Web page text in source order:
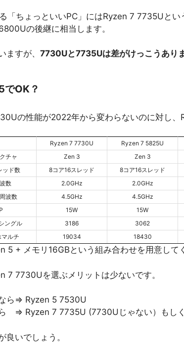
「ちょっといいPC」にはRyzen 7 7735Uと
の後継に相当します。
ますが、 7730Uと7735Uは差がけっこうあり
でOK？
の性能が2022年から変わらないのに対し、
Ryzen 7 7730U Ryzen 7 5825U
チャ
Zen 3 Zen 3
ッド数
8コア16スレッド 8コア16スレッド
数
2.0GHz 2.0GHz
波数
4.5GHz 4.5GHz
15W 15W
ングル
3186 3062
ルチ
19034 18430
5 + メモリ16GBという組み合わせを用意して
7 7730Uを選ぶメリットは少ないです。
ら⇒ Ryzen 5 7530U
⇒ Ryzen 7 7735U (7730Uじゃない）もし
良いでしょう。